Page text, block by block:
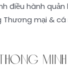
hành
mại &
minh